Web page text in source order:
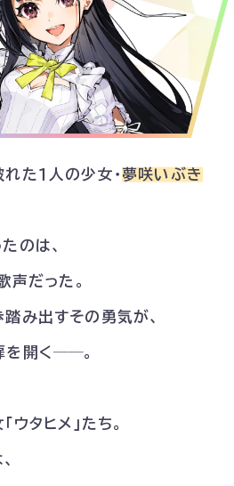
た１人の少女・ 夢咲いぶき
のは、
声だった。
み出すその勇気が、
を開く──。
タヒメ」たち。